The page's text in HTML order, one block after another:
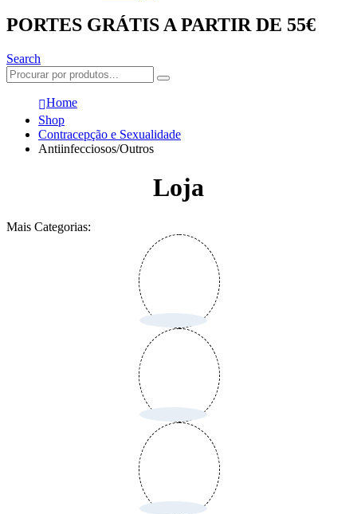
PORTES GRÁTIS A PARTIR DE 55€
Search
Home
Shop
Contracepção e Sexualidade
Antiinfecciosos/Outros
Loja
Mais Categorias: